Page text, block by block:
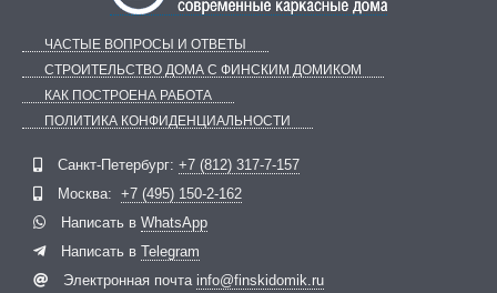
ЧАСТЫЕ ВОПРОСЫ И ОТВЕТЫ
СТРОИТЕЛЬСТВО ДОМА С ФИНСКИМ ДОМИКОМ
КАК ПОСТРОЕНА РАБОТА
ПОЛИТИКА КОНФИДЕНЦИАЛЬНОСТИ
Санкт-Петербург: +7 (812) 317-7-157
Москва: +7 (495) 150-2-162
Написать в WhatsApp
Написать в Telegram
Электронная почта info@finskidomik.ru